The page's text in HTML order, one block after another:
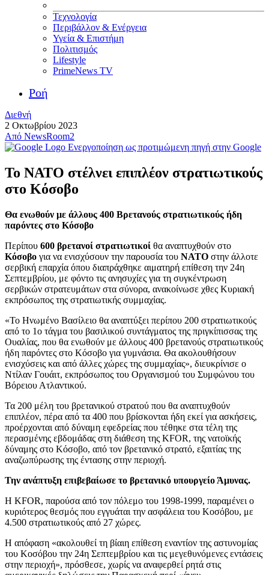
Τεχνολογία
Περιβάλλον & Ενέργεια
Υγεία & Επιστήμη
Πολιτισμός
Lifestyle
PrimeNews TV
Ροή
Διεθνή
2 Οκτωβρίου 2023
Από NewsRoom2
Ενεργοποίηση ως προτιμώμενη πηγή στην Google
Το ΝΑΤΟ στέλνει επιπλέον στρατιωτικούς
στο Κόσοβο
Θα ενωθούν με άλλους 400 Βρετανούς στρατιωτικούς ήδη
παρόντες στο Κόσοβο
Περίπου 600 βρετανοί στρατιωτικοί θα αναπτυχθούν στο
Κόσοβο για να ενισχύσουν την παρουσία του NATO στην άλλοτε
σερβική επαρχία όπου διαπράχθηκε αιματηρή επίθεση την 24η
Σεπτεμβρίου, με φόντο τις ανησυχίες για τη συγκέντρωση
σερβικών στρατευμάτων στα σύνορα, ανακοίνωσε χθες Κυριακή
εκπρόσωπος της στρατιωτικής συμμαχίας.
«Το Ηνωμένο Βασίλειο θα αναπτύξει περίπου 200 στρατιωτικούς
από το 1ο τάγμα του βασιλικού συντάγματος της πριγκίπισσας της
Ουαλίας, που θα ενωθούν με άλλους 400 βρετανούς στρατιωτικούς
ήδη παρόντες στο Κόσοβο για γυμνάσια. Θα ακολουθήσουν
ενισχύσεις και από άλλες χώρες της συμμαχίας», διευκρίνισε ο
Ντίλαν Γουάιτ, εκπρόσωπος του Οργανισμού του Συμφώνου του
Βόρειου Ατλαντικού.
Τα 200 μέλη του βρετανικού στρατού που θα αναπτυχθούν
επιπλέον, πέρα από τα 400 που βρίσκονται ήδη εκεί για ασκήσεις,
προέρχονται από δύναμη εφεδρείας που τέθηκε στα τέλη της
περασμένης εβδομάδας στη διάθεση της KFOR, της νατοϊκής
δύναμης στο Κόσοβο, από τον βρετανικό στρατό, εξαιτίας της
αναζωπύρωσης της έντασης στην περιοχή.
Την ανάπτυξη επιβεβαίωσε το βρετανικό υπουργείο Άμυνας.
Η KFOR, παρούσα από τον πόλεμο του 1998-1999, παραμένει ο
κυριότερος θεσμός που εγγυάται την ασφάλεια του Κοσόβου, με
4.500 στρατιωτικούς από 27 χώρες.
Η απόφαση «ακολουθεί τη βίαιη επίθεση εναντίον της αστυνομίας
του Κοσόβου την 24η Σεπτεμβρίου και τις μεγεθυνόμενες εντάσεις
στην περιοχή», πρόσθεσε, χωρίς να αναφερθεί ρητά στις